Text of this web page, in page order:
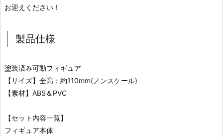
お迎えください！
製品仕様
塗装済み可動フィギュア
【サイズ】全高：約110mm(ノンスケール)
【素材】ABS＆PVC
【セット内容一覧】
フィギュア本体